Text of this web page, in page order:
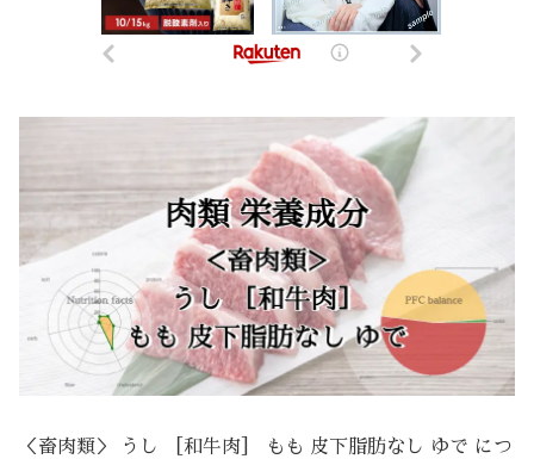
＜畜肉類＞ うし ［和牛肉］ もも 皮下脂肪なし ゆで につ